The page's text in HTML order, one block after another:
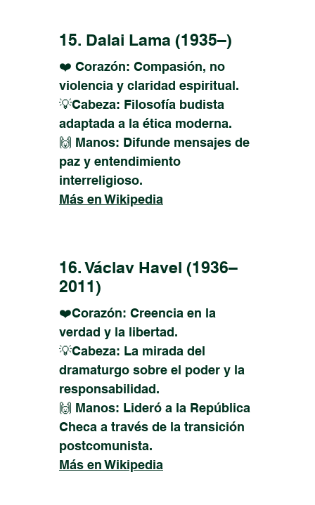
15. Dalai Lama (1935–)
❤️ Corazón: Compasión, no
violencia y claridad espiritual.
💡Cabeza: Filosofía budista
adaptada a la ética moderna.
🙌 Manos: Difunde mensajes de
paz y entendimiento
interreligioso.
Más en Wikipedia
16. Václav Havel (1936–
2011)
❤️Corazón: Creencia en la
verdad y la libertad.
💡Cabeza: La mirada del
dramaturgo sobre el poder y la
responsabilidad.
🙌 Manos: Lideró a la República
Checa a través de la transición
postcomunista.
Más en Wikipedia